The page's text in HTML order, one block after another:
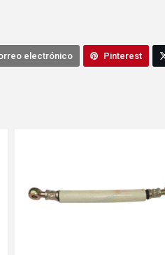
electrónico Pinterest